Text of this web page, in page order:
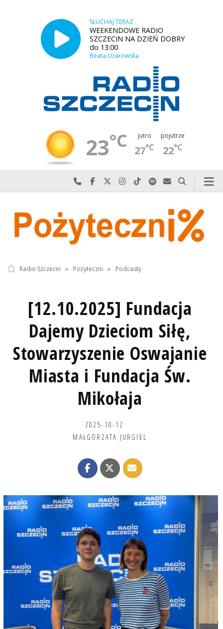
SŁUCHAJ TERAZ
WEEKENDOWE RADIO
SZCZECIN NA DZIEŃ DOBRY
do 13:00
Beata Użarowska
23°C jutro
27°C
pojutrze
22°C
Najlepiej po prostu do nas zadzwoń
Odwiedź nas na Facebook-u
Odwiedź nas na X
Odwiedź nas na Instagram-ie
Odwiedź nas na TikTok-u
Szukaj nas na Spotify
Wyślij do nas
Szukaj
Radio Szczecin » Pożyteczni » Podcasty
[12.10.2025] Fundacja
Dajemy Dzieciom Siłę,
Stowarzyszenie Oswajanie
Miasta i Fundacja Św.
Mikołaja
2025-10-12
MAŁGORZATA JURGIEL